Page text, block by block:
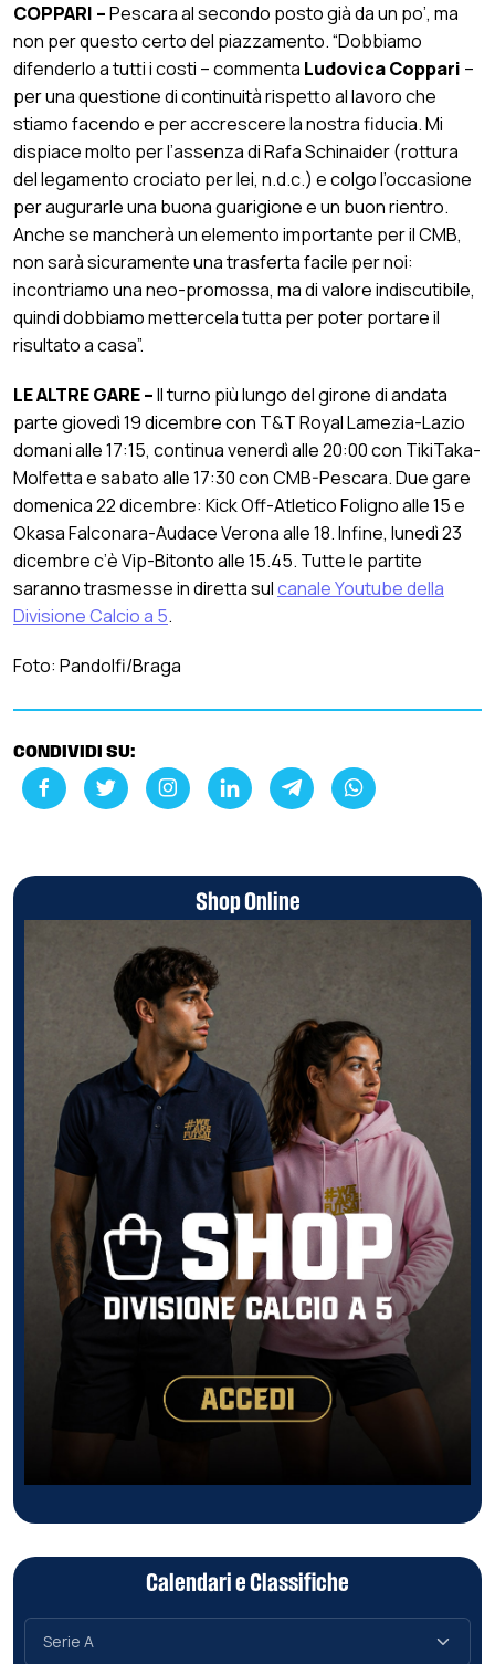
COPPARI –Pescara al secondo posto già da un po’, ma
non per questo certo del piazzamento. “Dobbiamo
difenderlo a tutti i costi – commenta Ludovica Coppari –
per una questione di continuità rispetto al lavoro che
stiamo facendo e per accrescere la nostra fiducia. Mi
dispiace molto per l’assenza di Rafa Schinaider (rottura
del legamento crociato per lei, n.d.c.) e colgo l’occasione
per augurarle una buona guarigione e un buon rientro.
Anche se mancherà un elemento importante per il CMB,
non sarà sicuramente una trasferta facile per noi:
incontriamo una neo-promossa, ma di valore indiscutibile,
quindi dobbiamo mettercela tutta per poter portare il
risultato a casa”.
LE ALTRE GARE –Il turno più lungo del girone di andata
parte giovedì 19 dicembre con T&T Royal Lamezia-Lazio
domani alle 17:15, continua venerdì alle 20:00 con TikiTaka-
Molfetta e sabato alle 17:30 con CMB-Pescara. Due gare
domenica 22 dicembre: Kick Off-Atletico Foligno alle 15 e
Okasa Falconara-Audace Verona alle 18. Infine, lunedì 23
dicembre c’è Vip-Bitonto alle 15.45. Tutte le partite
saranno trasmesse in diretta sulcanale Youtube della
Divisione Calcio a 5.
Foto: Pandolfi/Braga
CONDIVIDI SU:
Shop Online
Calendari e Classifiche